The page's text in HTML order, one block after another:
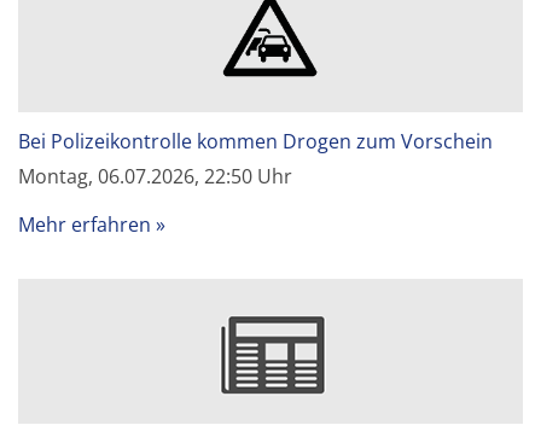
Bei Polizeikontrolle kommen Drogen zum Vorschein
Montag, 06.07.2026, 22:50 Uhr
Mehr erfahren